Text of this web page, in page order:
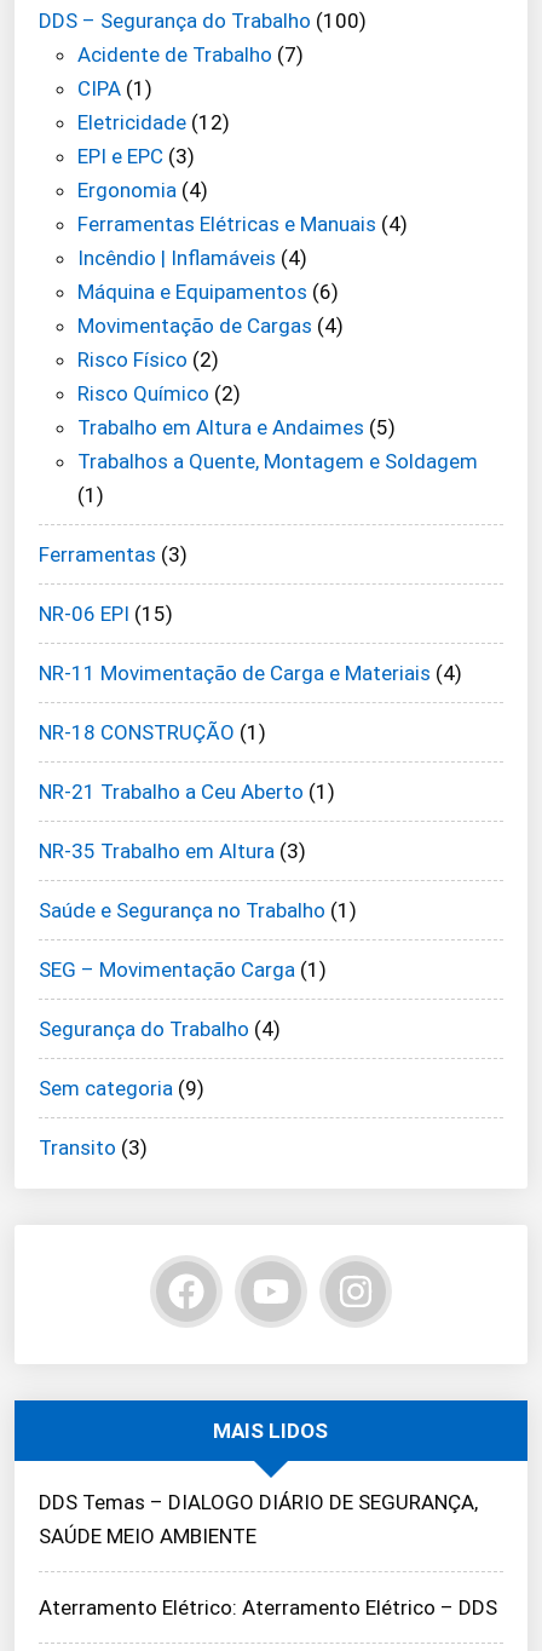
DDS – Segurança do Trabalho (100)
Acidente de Trabalho (7)
CIPA (1)
Eletricidade (12)
EPI e EPC (3)
Ergonomia (4)
Ferramentas Elétricas e Manuais (4)
Incêndio | Inflamáveis (4)
Máquina e Equipamentos (6)
Movimentação de Cargas (4)
Risco Físico (2)
Risco Químico (2)
Trabalho em Altura e Andaimes (5)
Trabalhos a Quente, Montagem e Soldagem
(1)
Ferramentas (3)
NR-06 EPI (15)
NR-11 Movimentação de Carga e Materiais (4)
NR-18 CONSTRUÇÃO (1)
NR-21 Trabalho a Ceu Aberto (1)
NR-35 Trabalho em Altura (3)
Saúde e Segurança no Trabalho (1)
SEG – Movimentação Carga (1)
Segurança do Trabalho (4)
Sem categoria (9)
Transito (3)
MAIS LIDOS
DDS Temas – DIALOGO DIÁRIO DE SEGURANÇA,
SAÚDE MEIO AMBIENTE
Aterramento Elétrico: Aterramento Elétrico – DDS